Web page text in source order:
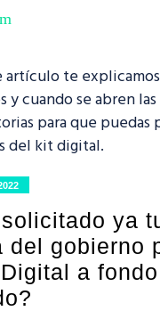
ya
del gobierno
a fondo